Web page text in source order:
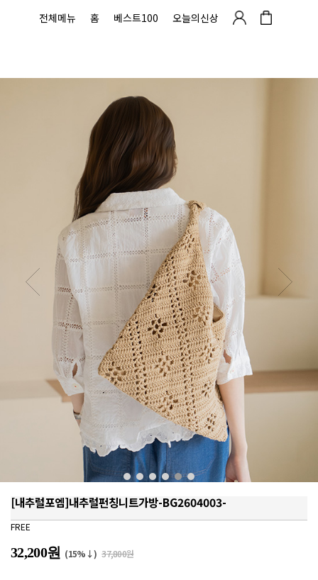
전체메뉴 홈 베스트100 오늘의신상
[내추럴포엠]내추럴펀칭니트가방-BG2604003-
FREE
32,200원 (15%↓) 37,800원